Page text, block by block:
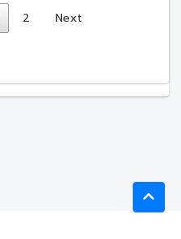
2 Next